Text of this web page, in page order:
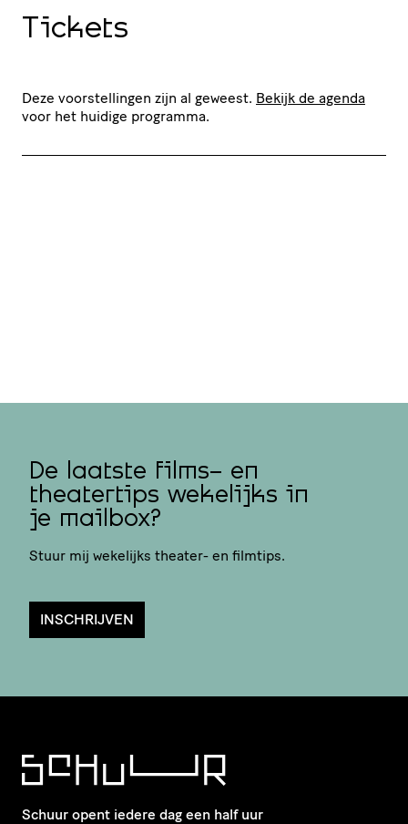
Tickets
Deze voorstellingen zijn al geweest. Bekijk de agenda
voor het huidige programma.
De laatste films- en
theatertips wekelijks in
je mailbox?
Stuur mij wekelijks theater- en filmtips.
INSCHRIJVEN
Schuur opent iedere dag een half uur